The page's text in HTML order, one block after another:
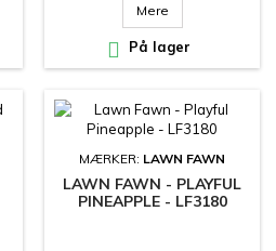
Mere
 På lager
MÆRKER: LAWN FAWN
LAWN FAWN - PLAYFUL
PINEAPPLE - LF3180